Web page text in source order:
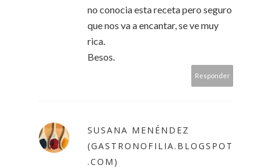
no conocia esta receta pero seguro
que nos va a encantar, se ve muy
rica.
Besos.
Responder
SUSANA MENÉNDEZ
(GASTRONOFILIA.BLOGSPOT
.COM)